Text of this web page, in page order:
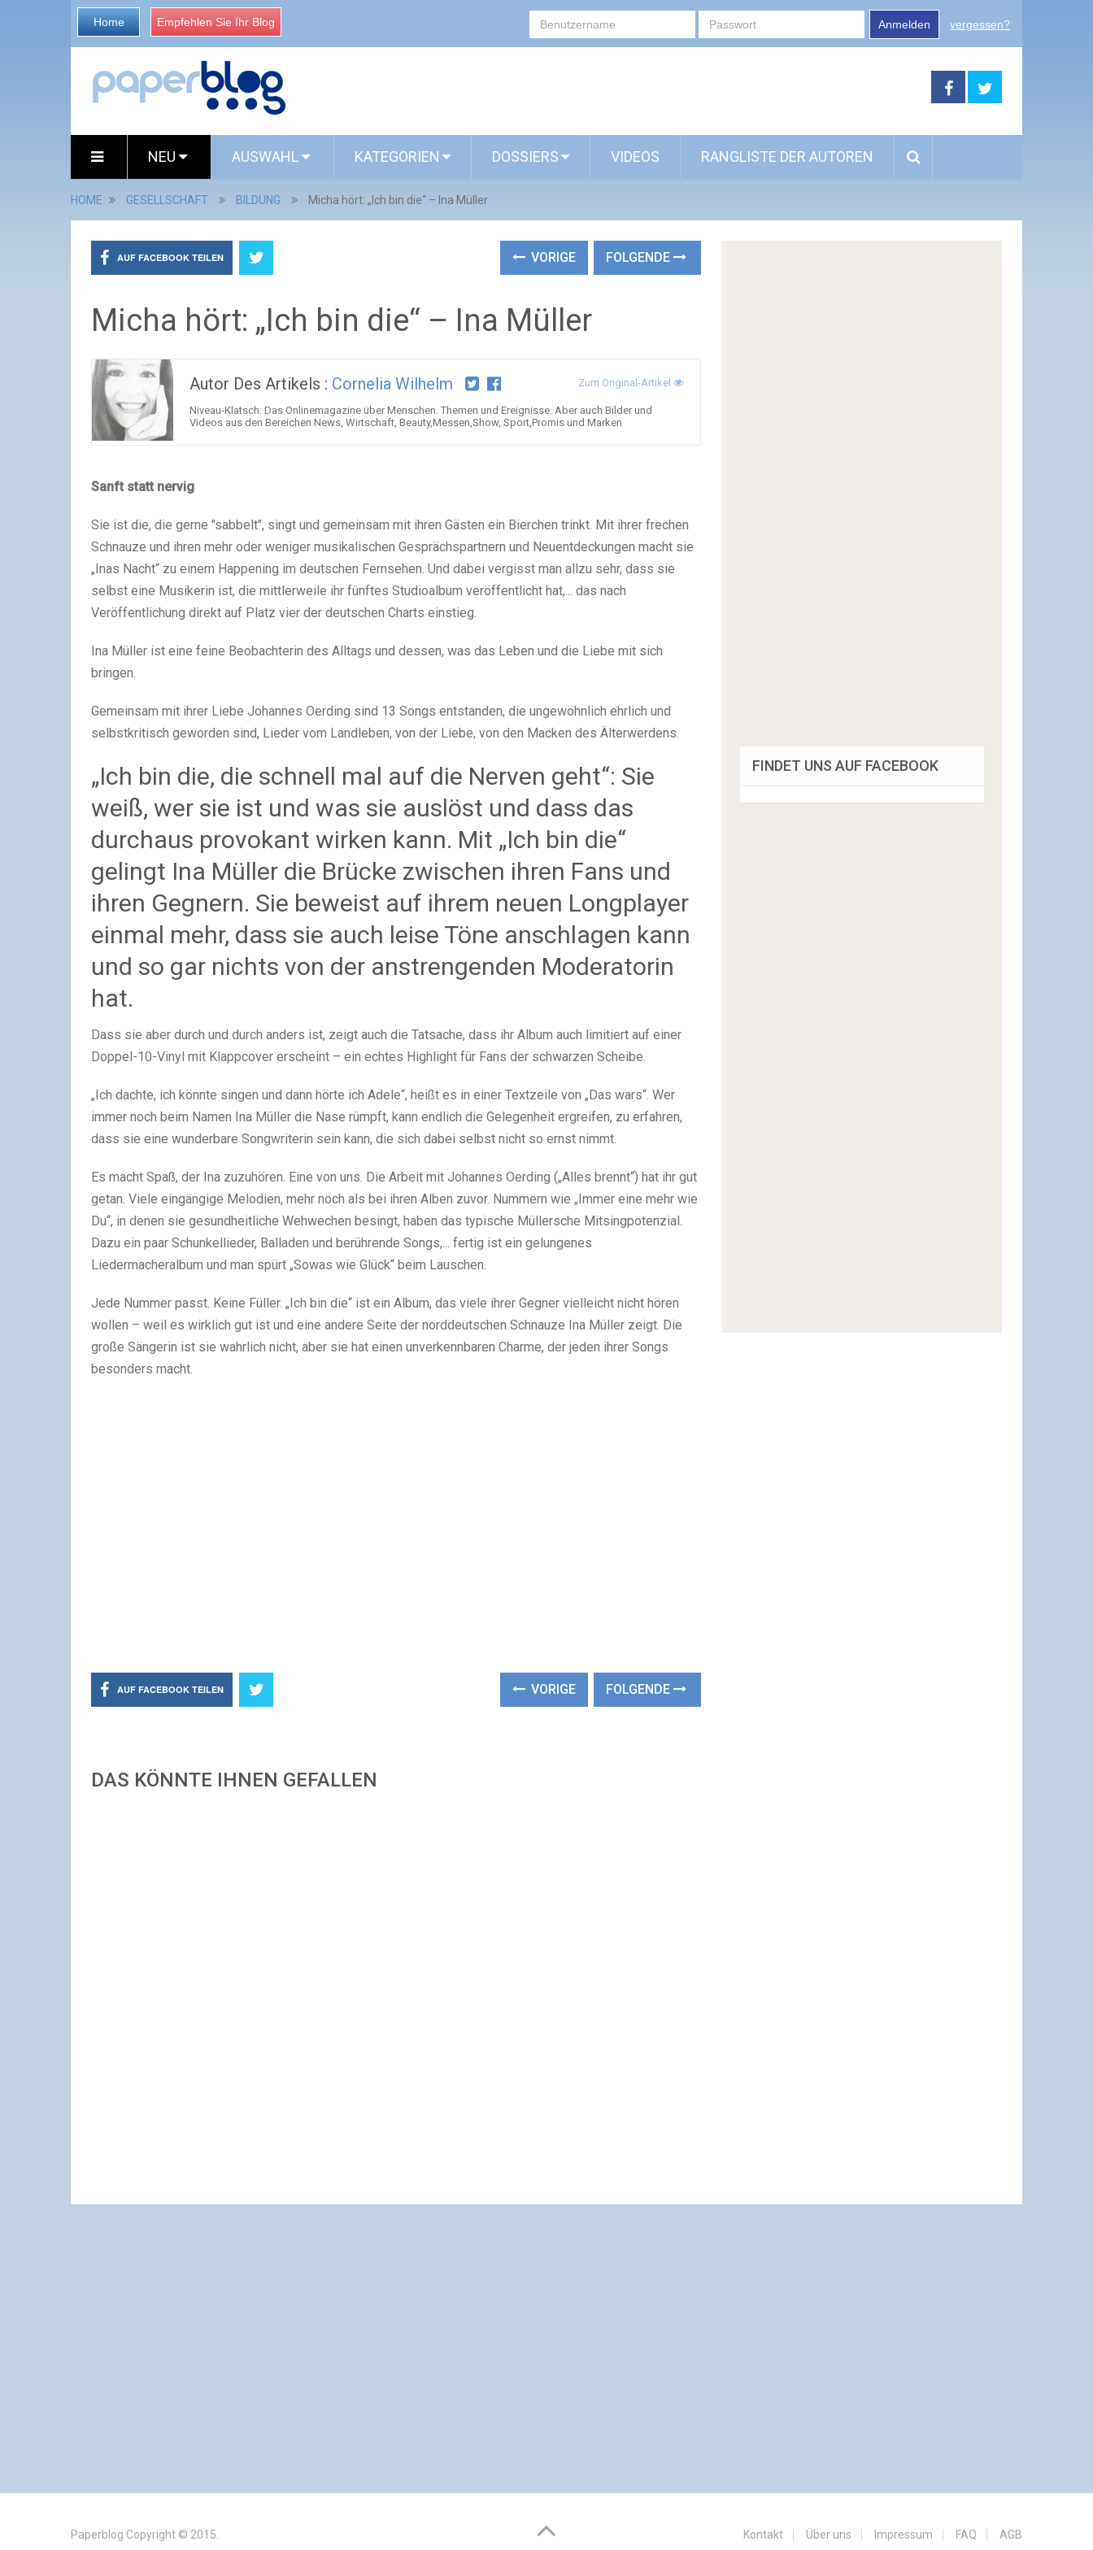
Home Empfehlen Sie Ihr Blog Anmelden vergessen?
NEU AUSWAHL KATEGORIEN DOSSIERS VIDEOS RANGLISTE DER AUTOREN
HOME GESELLSCHAFT BILDUNG Micha hört: „Ich bin die“ – Ina Müller
AUF FACEBOOK TEILEN VORIGE FOLGENDE
Micha hört: „Ich bin die“ – Ina Müller
Autor Des Artikels : Cornelia Wilhelm Zum Original-Artikel
Niveau-Klatsch: Das Onlinemagazine über Menschen. Themen und Ereignisse. Aber auch Bilder und
Videos aus den Bereichen News, Wirtschaft, Beauty,Messen,Show, Sport,Promis und Marken
Sanft statt nervig
Sie ist die, die gerne "sabbelt", singt und gemeinsam mit ihren Gästen ein Bierchen trinkt. Mit ihrer frechen
Schnauze und ihren mehr oder weniger musikalischen Gesprächspartnern und Neuentdeckungen macht sie
„Inas Nacht“ zu einem Happening im deutschen Fernsehen. Und dabei vergisst man allzu sehr, dass sie
selbst eine Musikerin ist, die mittlerweile ihr fünftes Studioalbum veröffentlicht hat,... das nach
Veröffentlichung direkt auf Platz vier der deutschen Charts einstieg.
Ina Müller ist eine feine Beobachterin des Alltags und dessen, was das Leben und die Liebe mit sich
bringen.
Gemeinsam mit ihrer Liebe Johannes Oerding sind 13 Songs entstanden, die ungewöhnlich ehrlich und
selbstkritisch geworden sind, Lieder vom Landleben, von der Liebe, von den Macken des Älterwerdens.
„Ich bin die, die schnell mal auf die Nerven geht“: Sie
weiß, wer sie ist und was sie auslöst und dass das
durchaus provokant wirken kann. Mit „Ich bin die“
gelingt Ina Müller die Brücke zwischen ihren Fans und
ihren Gegnern. Sie beweist auf ihrem neuen Longplayer
einmal mehr, dass sie auch leise Töne anschlagen kann
und so gar nichts von der anstrengenden Moderatorin
hat.
Dass sie aber durch und durch anders ist, zeigt auch die Tatsache, dass ihr Album auch limitiert auf einer
Doppel-10-Vinyl mit Klappcover erscheint – ein echtes Highlight für Fans der schwarzen Scheibe.
„Ich dachte, ich könnte singen und dann hörte ich Adele“, heißt es in einer Textzeile von „Das wars“. Wer
immer noch beim Namen Ina Müller die Nase rümpft, kann endlich die Gelegenheit ergreifen, zu erfahren,
dass sie eine wunderbare Songwriterin sein kann, die sich dabei selbst nicht so ernst nimmt.
Es macht Spaß, der Ina zuzuhören. Eine von uns. Die Arbeit mit Johannes Oerding („Alles brennt“) hat ihr gut
getan. Viele eingängige Melodien, mehr noch als bei ihren Alben zuvor. Nummern wie „Immer eine mehr wie
Du“, in denen sie gesundheitliche Wehwechen besingt, haben das typische Müllersche Mitsingpotenzial.
Dazu ein paar Schunkellieder, Balladen und berührende Songs,... fertig ist ein gelungenes
Liedermacheralbum und man spürt „Sowas wie Glück“ beim Lauschen.
Jede Nummer passt. Keine Füller. „Ich bin die“ ist ein Album, das viele ihrer Gegner vielleicht nicht hören
wollen – weil es wirklich gut ist und eine andere Seite der norddeutschen Schnauze Ina Müller zeigt. Die
große Sängerin ist sie wahrlich nicht, aber sie hat einen unverkennbaren Charme, der jeden ihrer Songs
besonders macht.
AUF FACEBOOK TEILEN VORIGE FOLGENDE
DAS KÖNNTE IHNEN GEFALLEN
FINDET UNS AUF FACEBOOK
Paperblog Copyright © 2015. Kontakt Über uns Impressum FAQ AGB